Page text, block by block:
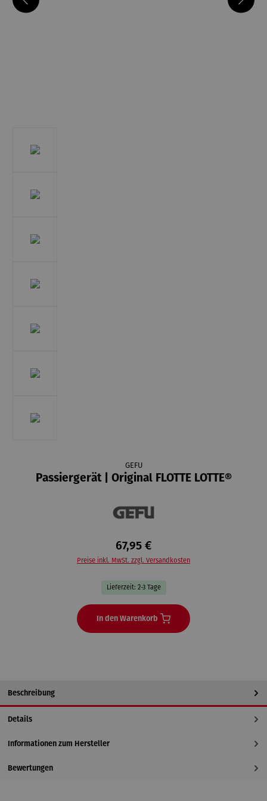
GEFU
Passiergerät | Original FLOTTE LOTTE®
67,95 €
Preise inkl. MwSt. zzgl. Versandkosten
Lieferzeit: 2-3 Tage
In den Warenkorb
Beschreibung
Details
Informationen zum Hersteller
Bewertungen